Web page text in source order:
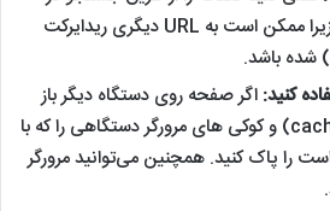
مروگر خود پیدا کنید، زیرا ممکن است به URL دیگری ریدایرکت
شده باشد.
کنید: اگر صفحه روی دستگاه دیگر باز
شد، حافظه پنهان (cache) و کوکی های مرورگر دستگاهی را که با
شده است را پاک کنید. همچنین می‌توانید مرورگر